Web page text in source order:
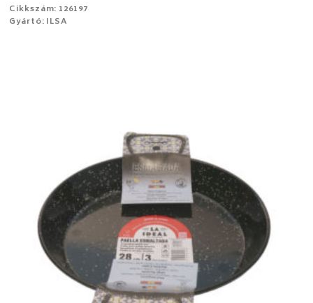
Cikkszám: 126197
Gyártó: ILSA